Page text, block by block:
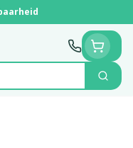
Zoek